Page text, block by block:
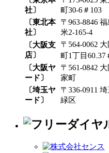
社〕
町30-6＃103
〔東北本
社〕
〒963-8846
米2-165-4
〔大阪支
店〕
〒564-0062
町1丁目60₋37
〔大阪ヤ
ード〕
〒561-0842
家町
〔埼玉ヤ
ード〕
〒336-0911
緑区